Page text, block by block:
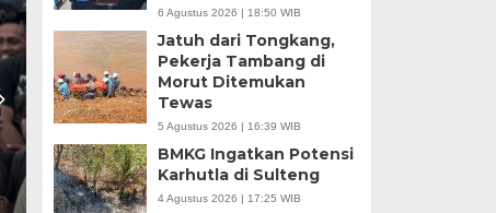
Kesaksian Buruh
Industri Nikel di
Minggu, 5 Jan 2025 - 18:59 WIB
6 Agustus 2026 | 18:50 WIB
Jatuh dari Tongkang,
Pekerja Tambang di
Morut Ditemukan
Tewas
5 Agustus 2026 | 16:39 WIB
BMKG Ingatkan Potensi
Karhutla di Sulteng
4 Agustus 2026 | 17:25 WIB